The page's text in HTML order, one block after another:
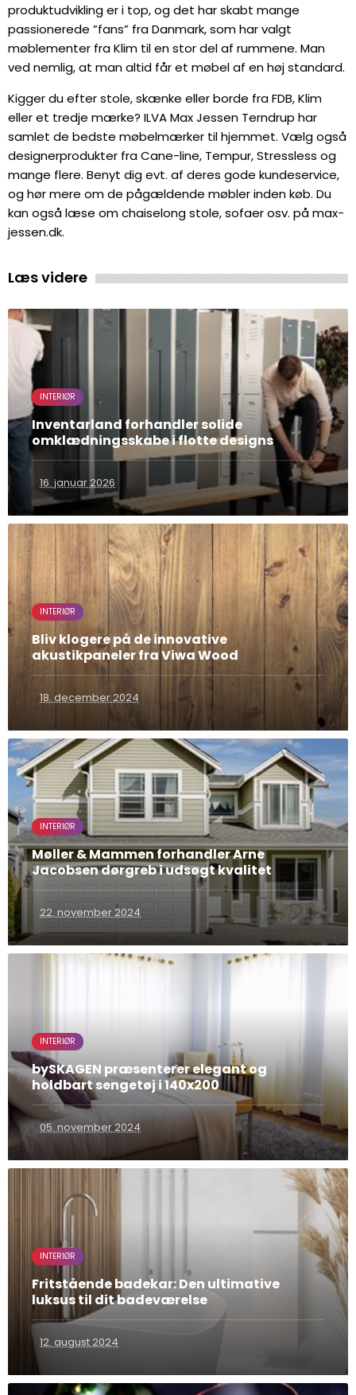
produktudvikling er i top, og det har skabt mange
passionerede ”fans” fra Danmark, som har valgt
møblementer fra Klim til en stor del af rummene. Man
ved nemlig, at man altid får et møbel af en høj standard.
Kigger du efter stole, skænke eller borde fra FDB, Klim
eller et tredje mærke? ILVA Max Jessen Terndrup har
samlet de bedste møbelmærker til hjemmet. Vælg også
designerprodukter fra Cane-line, Tempur, Stressless og
mange flere. Benyt dig evt. af deres gode kundeservice,
og hør mere om de pågældende møbler inden køb. Du
kan også læse om chaiselong stole, sofaer osv. på max-
jessen.dk.
Læs videre
INTERIØR
Inventarland forhandler solide
omklædningsskabe i flotte designs
16. januar 2026
INTERIØR
Bliv klogere på de innovative
akustikpaneler fra Viwa Wood
18. december 2024
INTERIØR
Møller & Mammen forhandler Arne
Jacobsen dørgreb i udsøgt kvalitet
22. november 2024
INTERIØR
bySKAGEN præsenterer elegant og
holdbart sengetøj i 140x200
05. november 2024
INTERIØR
Fritstående badekar: Den ultimative
luksus til dit badeværelse
12. august 2024